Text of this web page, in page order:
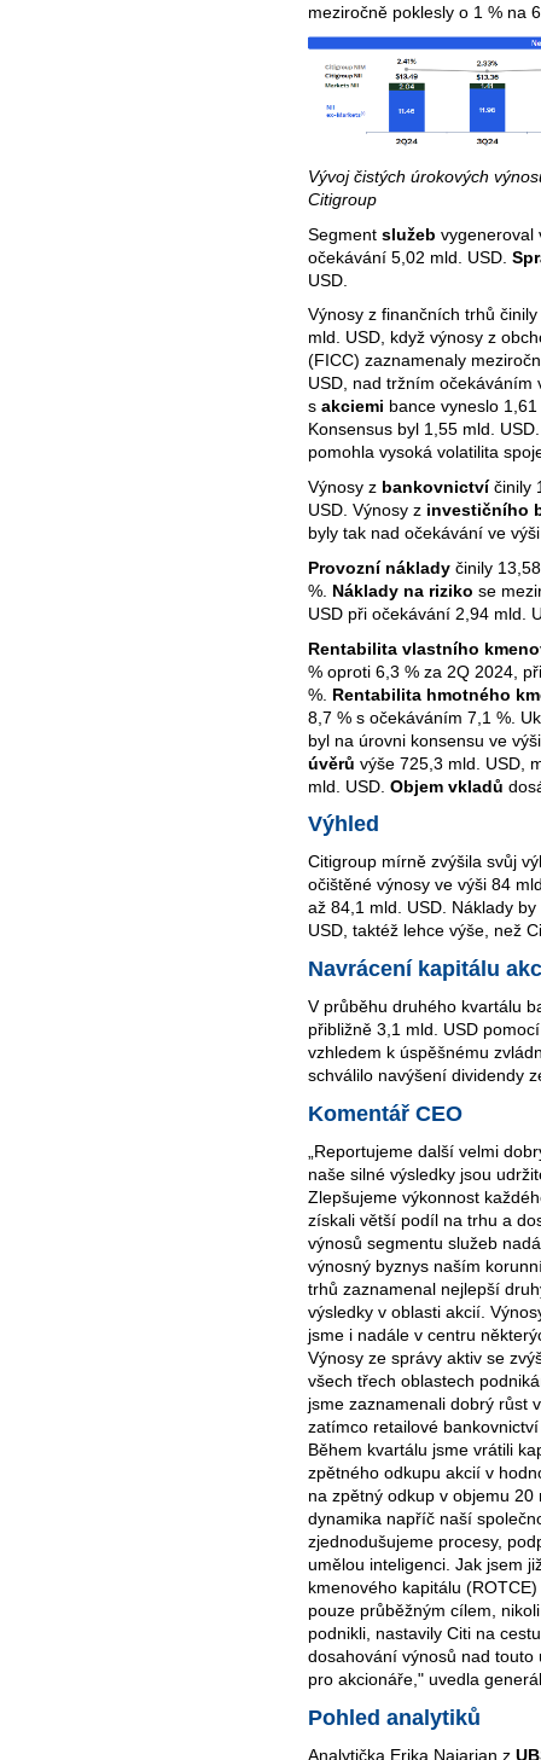
meziročně poklesly o 1 % na
Vývoj čistých úrokových
Citigroup
Segment služeb vygeneroval
očekávání 5,02 mld. USD.
USD.
Výnosy z finančních trhů
mld. USD, když výnosy z
(FICC) zaznamenaly
USD, nad tržním očekáváním
s akciemi bance vyneslo
Konsensus byl 1,55 mld.
pomohla vysoká volatilita
Výnosy z bankovnictvíčinily
USD. Výnosy z investičního
byly tak nad očekávání ve
Provozní náklady činily
%. Náklady na riziko se
USD při očekávání 2,94 mld.
Rentabilita vlastního
% oproti 6,3 % za 2Q 2024,
%. Rentabilita hmotného
8,7 % s očekáváním 7,1 %.
byl na úrovni konsensu ve
úvěrů výše 725,3 mld. USD,
mld. USD. Objem vkladů
Výhled
Citigroup mírně zvýšila svůj
očištěné výnosy ve výši 84
až 84,1 mld. USD. Náklady
USD, taktéž lehce výše, než
Navrácení kapitálu
V průběhu druhého kvartálu
přibližně 3,1 mld. USD
vzhledem k úspěšnému
schválilo navýšení dividendy
Komentář CEO
„Reportujeme další velmi
naše silné výsledky jsou
Zlepšujeme výkonnost
získali větší podíl na trhu a
výnosů segmentu služeb
výnosný byznys naším
trhů zaznamenal nejlepší
výsledky v oblasti akcií.
jsme i nadále v centru
Výnosy ze správy aktiv se
všech třech oblastech
jsme zaznamenali dobrý růst
zatímco retailové
Během kvartálu jsme vrátili
zpětného odkupu akcií v
na zpětný odkup v objemu
dynamika napříč naší
zjednodušujeme procesy,
umělou inteligenci. Jak jsem
kmenového kapitálu
pouze průběžným cílem,
podnikli, nastavily Citi na
dosahování výnosů nad
pro akcionáře," uvedla
Pohled analytiků
Analytička Erika Najarian z